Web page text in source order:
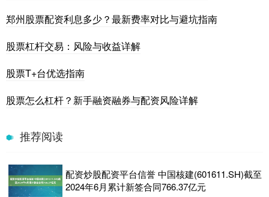
郑州股票配资利息多少？最新费率对比与避坑指南
股票杠杆交易：风险与收益详解
股票T+台优选指南
股票怎么杠杆？新手融资融券与配资风险详解
推荐阅读
配资炒股配资平台信誉 中国核建(601611.SH)截至
2024年6月累计新签合同766.37亿元